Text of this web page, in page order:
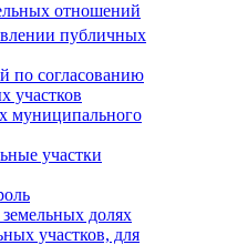
отношений
публичных
по согласованию
участков
муниципального
участки
долях
участков, для